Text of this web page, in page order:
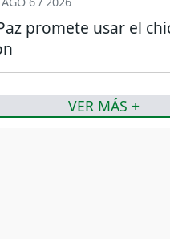
promete usar el
VER MÁS +